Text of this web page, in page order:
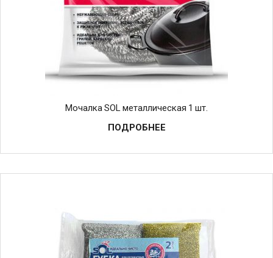
Мочалка SOL металлическая 1 шт.
ПОДРОБНЕЕ